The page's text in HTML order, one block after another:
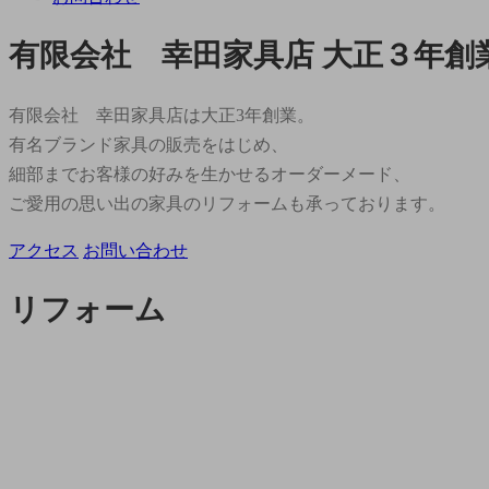
有限会社 幸田家具店 大正３年創
有限会社 幸田家具店は大正3年創業。
有名ブランド家具の販売をはじめ、
細部までお客様の好みを生かせるオーダーメード、
ご愛用の思い出の家具のリフォームも承っております。
アクセス お問い合わせ
リフォーム